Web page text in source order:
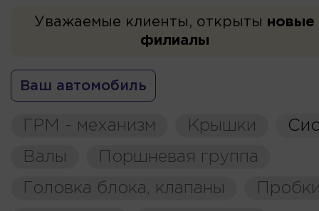
Уважаемые клиенты, открыты новые
филиалы
Ваш автомобиль
ГРМ - механизм Крышки
Валы
Поршневая группа
Головка блока, клапаны